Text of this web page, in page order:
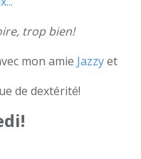
trop bien!
mon amie Jazzyet
de dextérité!